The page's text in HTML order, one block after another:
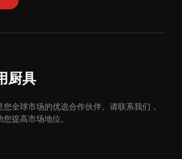
厨具
全球市场的优选合作伙伴。请联系我们，
提高市场地位。